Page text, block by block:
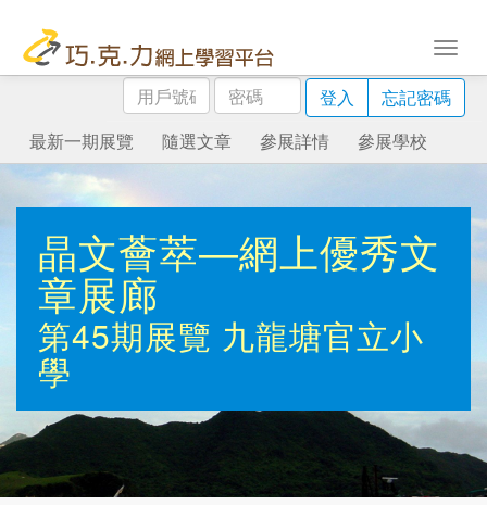
用
戶
號
碼
密
碼
登入
忘記密碼
最新一期展覽
隨選文章 參展詳情 參展學校
晶文薈萃—網上優秀文
章展廊
第45期展覽 九龍塘官立小
學